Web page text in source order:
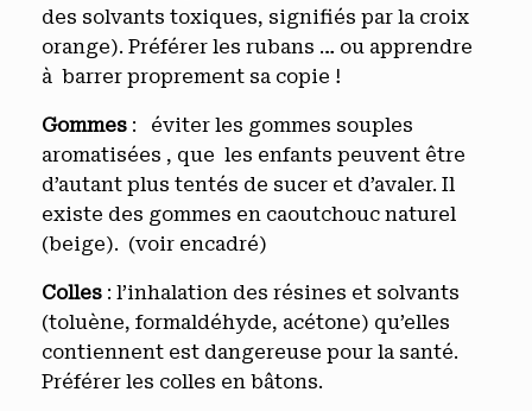
des solvants toxiques, signifiés par la croix
orange). Préférer les rubans … ou apprendre
à barrer proprement sa copie !
Gommes : éviter les gommes souples
aromatisées , que les enfants peuvent être
d’autant plus tentés de sucer et d’avaler. Il
existe des gommes en caoutchouc naturel
(beige). (voir encadré)
Colles : l’inhalation des résines et solvants
(toluène, formaldéhyde, acétone) qu’elles
contiennent est dangereuse pour la santé.
Préférer les colles en bâtons.